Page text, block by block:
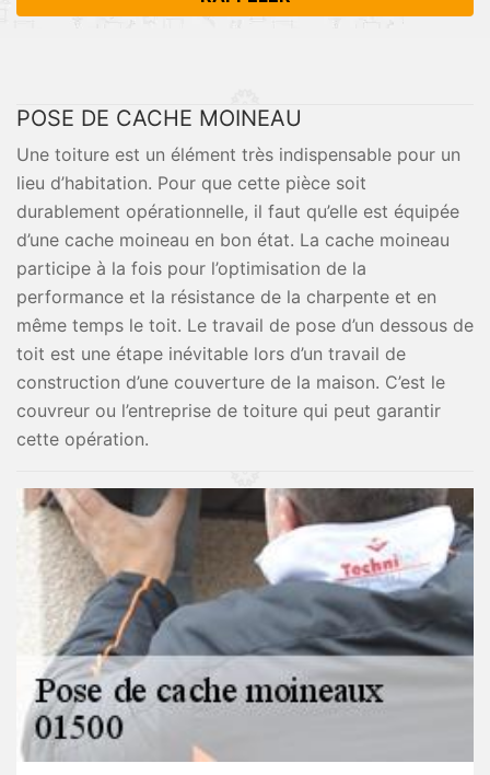
POSE DE CACHE MOINEAU
Une toiture est un élément très indispensable pour un
lieu d’habitation. Pour que cette pièce soit
durablement opérationnelle, il faut qu’elle est équipée
d’une cache moineau en bon état. La cache moineau
participe à la fois pour l’optimisation de la
performance et la résistance de la charpente et en
même temps le toit. Le travail de pose d’un dessous de
toit est une étape inévitable lors d’un travail de
construction d’une couverture de la maison. C’est le
couvreur ou l’entreprise de toiture qui peut garantir
cette opération.